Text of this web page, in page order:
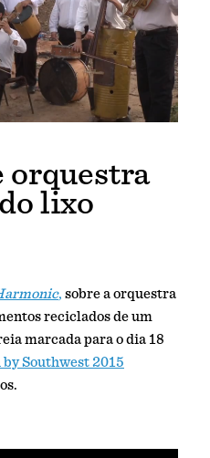
orquestra
lixo
, sobre a orquestra
reciclados de um
marcada para o dia 18
by Southwest 2015